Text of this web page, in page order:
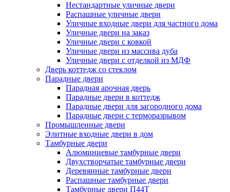
Нестандартные уличные двери
Распашные уличные двери
Уличные входные двери для частного дома
Уличные двери на заказ
Уличные двери с ковкой
Уличные двери из массива дуба
Уличные двери с отделкой из МДФ
Дверь коттедж со стеклом
Парадные двери
Парадная арочная дверь
Парадные двери в коттедж
Парадные двери для загородного дома
Парадные двери с терморазрывом
Промышленные двери
Элитные входные двери в дом
Тамбурные двери
Алюминиевые тамбурные двери
Двухстворчатые тамбурные двери
Деревянные тамбурные двери
Распашные тамбурные двери
Тамбурные двери П44Т